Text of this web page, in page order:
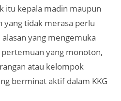
itu kepala madin maupun
yang tidak merasa perlu
yang mengemuka
yang monoton,
atau kelompok
berminat aktif dalam KKG